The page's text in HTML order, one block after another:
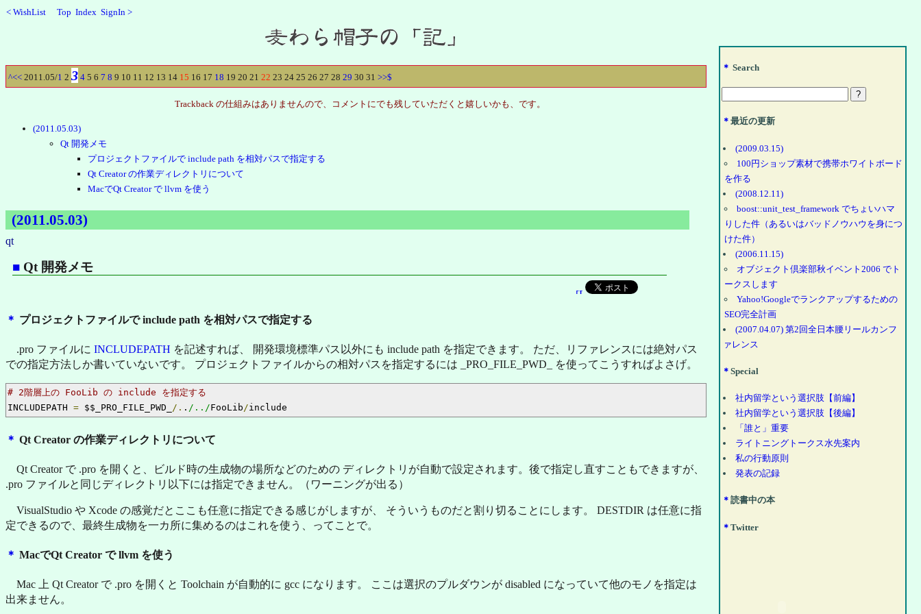
< WishList Top Index SignIn >
^<< 2011.05/1 2 3 4 5 6 7 8 9 10 11 12 13 14 15 16 17 18 19 20 21 22 23 24 25 26 27 28 29 30 31 >>$
Trackback の仕組みはありませんので、コメントにでも残していただくと嬉しいかも、です。
(2011.05.03)
Qt 開発メモ
プロジェクトファイルで include path を相対パスで指定する
Qt Creator の作業ディレクトリについて
MacでQt Creator で llvm を使う
(2011.05.03)
qt
■Qt 開発メモ
＊ プロジェクトファイルで include path を相対パスで指定する
.pro ファイルに INCLUDEPATH を記述すれば、 開発環境標準パス以外にも include path を指定できます。 ただ、リファレンスには絶対パス
での指定方法しか書いていないです。 プロジェクトファイルからの相対パスを指定するには _PRO_FILE_PWD_ を使ってこうすればよさげ。
# 2階層上の FooLib の include を指定する
INCLUDEPATH = $$_PRO_FILE_PWD_ /. . /../FooLib/include
＊ Qt Creator の作業ディレクトリについて
Qt Creator で .pro を開くと、ビルド時の生成物の場所などのための ディレクトリが自動で設定されます。後で指定し直すこともできますが、
.pro ファイルと同じディレクトリ以下には指定できません。（ワーニングが出る）
VisualStudio や Xcode の感覚だとここも任意に指定できる感じがしますが、 そういうものだと割り切ることにします。 DESTDIR は任意に指
定できるので、最終生成物を一カ所に集めるのはこれを使う、ってことで。
＊ MacでQt Creator で llvm を使う
Mac 上 Qt Creator で .pro を開くと Toolchain が自動的に gcc になります。 ここは選択のプルダウンが disabled になっていて他のモノを指定は
出来ません。
＊ Search
＊最近の更新
(2009.03.15)
100円ショップ素材で携帯ホワイトボード
を作る
(2008.12.11)
boost::unit_test_framework でちょいハマ
りした件（あるいはバッドノウハウを身につ
けた件）
(2006.11.15)
オブジェクト倶楽部秋イベント2006 でト
ークスします
Yahoo!Googleでランクアップするための
SEO完全計画
(2007.04.07) 第2回全日本腰リールカンフ
ァレンス
＊Special
社内留学という選択肢【前編】
社内留学という選択肢【後編】
「誰と」重要
ライトニングトークス水先案内
私の行動原則
発表の記録
＊読書中の本
＊Twitter